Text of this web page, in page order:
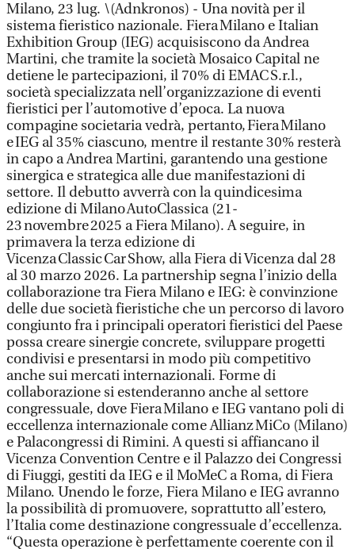
Milano, 23 lug. \(Adnkronos) - Una novità per il
sistema fieristico nazionale. Fiera Milano e Italian
Exhibition Group (IEG) acquisiscono da Andrea
Martini, che tramite la società Mosaico Capital ne
detiene le partecipazioni, il 70% di EMAC S.r.l.,
società specializzata nell’organizzazione di eventi
fieristici per l’automotive d’epoca. La nuova
compagine societaria vedrà, pertanto, Fiera Milano
e IEG al 35% ciascuno, mentre il restante 30% resterà
in capo a Andrea Martini, garantendo una gestione
sinergica e strategica alle due manifestazioni di
settore. Il debutto avverrà con la quindicesima
edizione di Milano AutoClassica (21-
23 novembre 2025 a Fiera Milano). A seguire, in
primavera la terza edizione di
Vicenza Classic Car Show, alla Fiera di Vicenza dal 28
al 30 marzo 2026. La partnership segna l’inizio della
collaborazione tra Fiera Milano e IEG: è convinzione
delle due società fieristiche che un percorso di lavoro
congiunto fra i principali operatori fieristici del Paese
possa creare sinergie concrete, sviluppare progetti
condivisi e presentarsi in modo più competitivo
anche sui mercati internazionali. Forme di
collaborazione si estenderanno anche al settore
congressuale, dove Fiera Milano e IEG vantano poli di
eccellenza internazionale come Allianz MiCo (Milano)
e Palacongressi di Rimini. A questi si affiancano il
Vicenza Convention Centre e il Palazzo dei Congressi
di Fiuggi, gestiti da IEG e il MoMeC a Roma, di Fiera
Milano. Unendo le forze, Fiera Milano e IEG avranno
la possibilità di promuovere, soprattutto all’estero,
l’Italia come destinazione congressuale d’eccellenza.
“Questa operazione è perfettamente coerente con il